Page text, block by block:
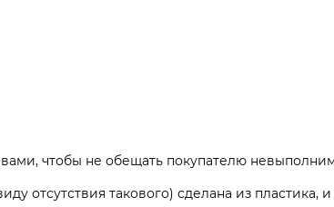
чтобы не обещать покупателю
отсутствия такового) сделана из пластика,